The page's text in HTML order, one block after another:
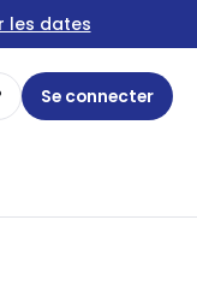
les dates
Se connecter